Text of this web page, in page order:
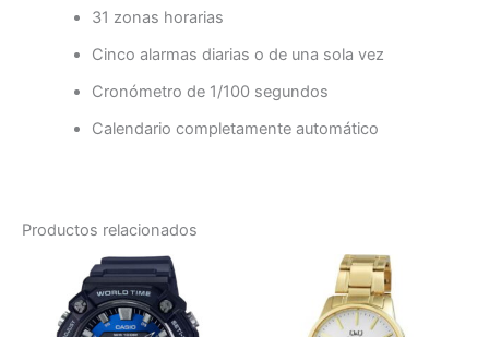
31 zonas horarias
Cinco alarmas diarias o de una sola vez
Cronómetro de 1/100 segundos
Calendario completamente automático
Productos relacionados